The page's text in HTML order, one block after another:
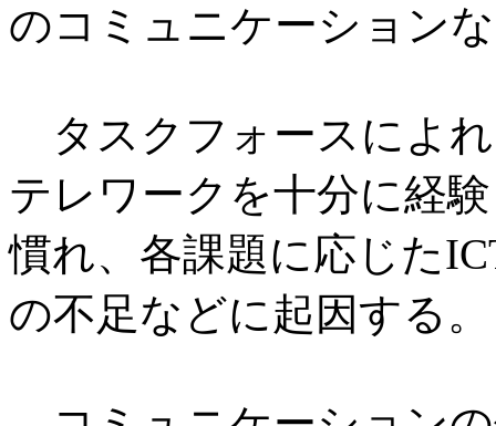
のコミュニケーション
タスクフォースによ
テレワークを十分に経
慣れ、各課題に応じた
の不足などに起因する。